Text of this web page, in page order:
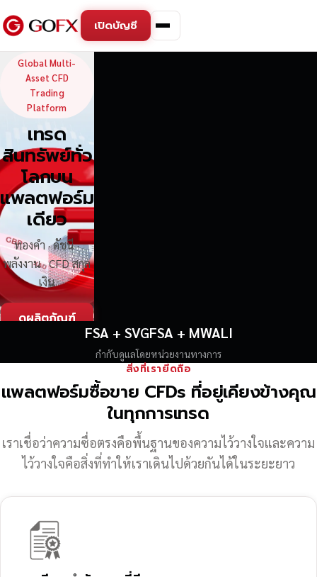
เปิดบัญชี
GoFX — Global Multi-
Global Multi-
Asset CFD
Trading
Platform
เทรด
สินทรัพย์ทั่ว
โลกบน
แพลตฟอร์ม
เดียว
ทองคำ · ดัชนี ·
พลังงาน · CFD สกุล
เงิน
ดูผลิตภัณฑ์
FSA + SVGFSA + MWALI
กำกับดูแลโดยหน่วยงานทางการ
สิ่งที่เรายึดถือ
แพลตฟอร์มซื้อขาย CFDs ที่อยู่เคียงข้างคุณ
ในทุกการเทรด
เราเชื่อว่าความซื่อตรงคือพื้นฐานของความไว้วางใจและความ
ไว้วางใจคือสิ่งที่ทำให้เราเดินไปด้วยกันได้ในระยะยาว